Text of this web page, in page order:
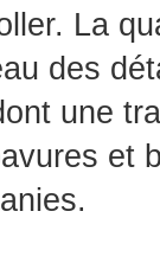
La
des
une
et